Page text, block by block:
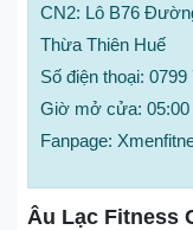
CN2: Lô B76
Thừa Thiên Huế
Số điện thoại:
Giờ mở cửa: 05:00
Fanpage:
Âu Lạc Fitness